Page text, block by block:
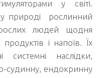
у світі.
природі рослинний
людей щодня
і напоїв. Їх
системні наслідки,
судинну, ендокринну